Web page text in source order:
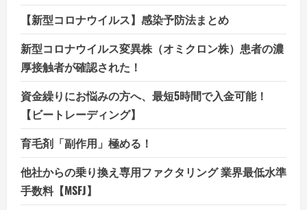
【新型コロナウイルス】感染予防法まとめ
新型コロナウイルス変異株（オミクロン株）患者の濃
厚接触者が確認された！
資金繰りにお悩みの方へ、最短5時間で入金可能！
【ビートレーディング】
育毛剤「副作用」極める！
他社からの乗り換え専用ファクタリング 業界最低水準
手数料【MSFJ】